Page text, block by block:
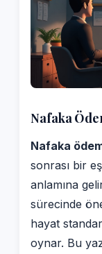
Nafaka
Nafaka
sonrası bir
anlamına
sürecinde
hayat
oynar. Bu